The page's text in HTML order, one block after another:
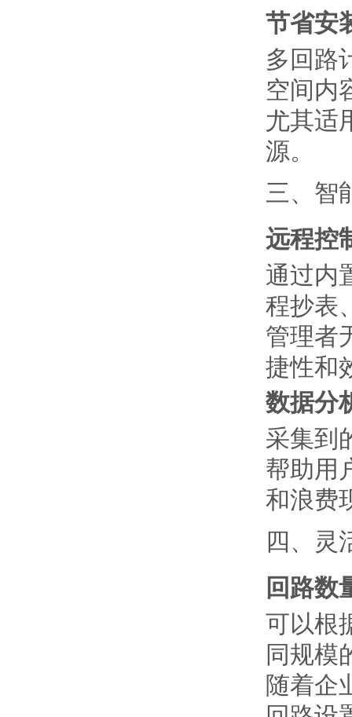
节省安
多回路
空间内
尤其适
源。
三、智
远程控
通过内
程抄表
管理者
捷性和
数据分
采集到
帮助用
和浪费
四、灵
回路数
可以根
同规模
随着企